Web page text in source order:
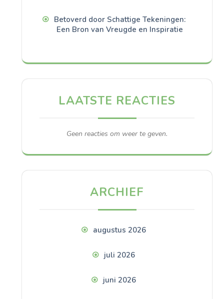
Betoverd door Schattige Tekeningen:
Een Bron van Vreugde en Inspiratie
LAATSTE REACTIES
Geen reacties om weer te geven.
ARCHIEF
augustus 2026
juli 2026
juni 2026